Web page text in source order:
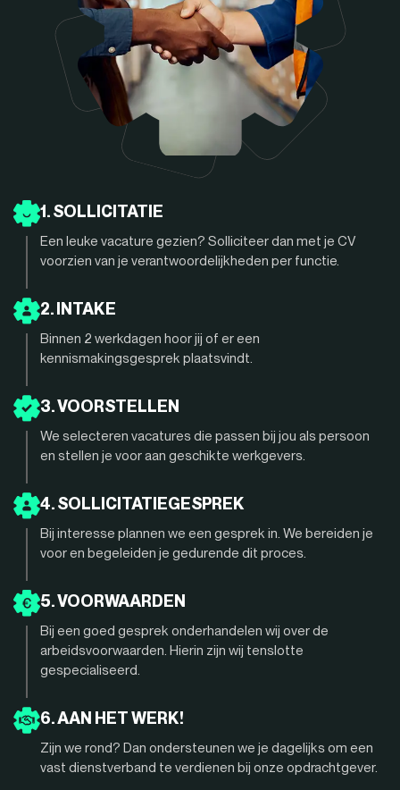
1. SOLLICITATIE
Een leuke vacature gezien? Solliciteer dan met je CV
voorzien van je verantwoordelijkheden per functie.
2. INTAKE
Binnen 2 werkdagen hoor jij of er een
kennismakingsgesprek plaatsvindt.
3. VOORSTELLEN
We selecteren vacatures die passen bij jou als persoon
en stellen je voor aan geschikte werkgevers.
4. SOLLICITATIEGESPREK
Bij interesse plannen we een gesprek in. We bereiden je
voor en begeleiden je gedurende dit proces.
5. VOORWAARDEN
Bij een goed gesprek onderhandelen wij over de
arbeidsvoorwaarden. Hierin zijn wij tenslotte
gespecialiseerd.
6. AAN HET WERK!
Zijn we rond? Dan ondersteunen we je dagelijks om een
vast dienstverband te verdienen bij onze opdrachtgever.